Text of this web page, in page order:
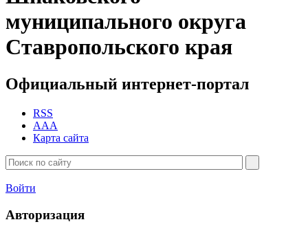
муниципального округа
Ставропольского края
Официальный интернет-портал
RSS
AAA
Карта сайта
Войти
Авторизация